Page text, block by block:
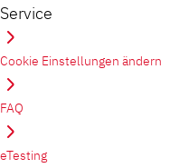
Service
Cookie Einstellungen ändern
FAQ
eTesting